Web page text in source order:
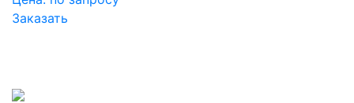
Заказать